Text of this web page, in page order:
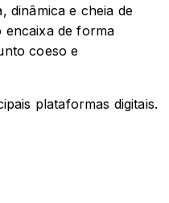
dinâmica e cheia de
encaixa de forma
coeso e
plataformas digitais.